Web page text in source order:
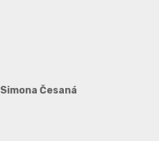
Simona Česaná